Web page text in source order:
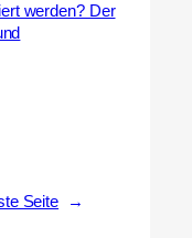
werden? Der
Seite →